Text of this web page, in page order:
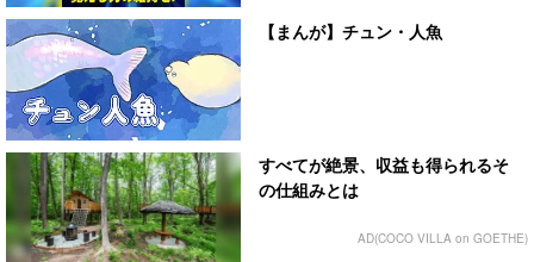
【まんが】チュン・人魚
すべてが絶景、収益も得られるそ
の仕組みとは
AD(COCO VILLA on GOETHE)